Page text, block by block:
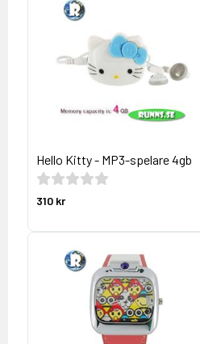
Hello Kitty - MP3-spelare 4gb
310 kr